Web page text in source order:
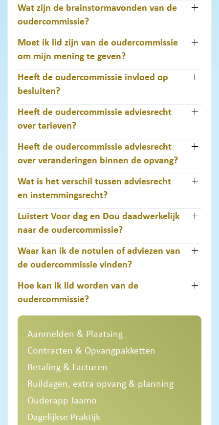
Wat zijn de brainstormavonden van de
oudercommissie?
Moet ik lid zijn van de oudercommissie
om mijn mening te geven?
Heeft de oudercommissie invloed op
besluiten?
Heeft de oudercommissie adviesrecht
over tarieven?
Heeft de oudercommissie adviesrecht
over veranderingen binnen de opvang?
Wat is het verschil tussen adviesrecht
en instemmingsrecht?
Luistert Voor dag en Dou daadwerkelijk
naar de oudercommissie?
Waar kan ik de notulen of adviezen van
de oudercommissie vinden?
Hoe kan ik lid worden van de
oudercommissie?
Aanmelden & Plaatsing
Contracten & Opvangpakketten
Betaling & Facturen
Ruildagen, extra opvang & planning
Ouderapp Jaamo
Dagelijkse Praktijk